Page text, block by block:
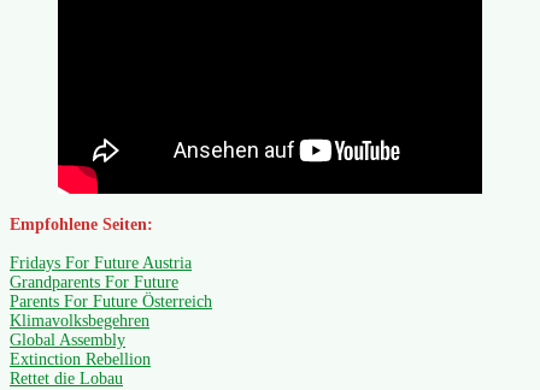
Empfohlene Seiten:
Fridays For Future Austria
Grandparents For Future
Parents For Future Österreich
Klimavolksbegehren
Global Assembly
Extinction Rebellion
Rettet die Lobau